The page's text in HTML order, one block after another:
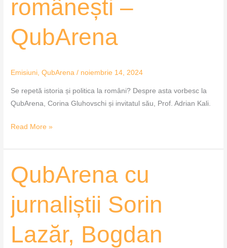
românești –
QubArena
Emisiuni,QubArena / noiembrie 14, 2024
Se repetă istoria și politica la români? Despre asta vorbesc la
QubArena, Corina Gluhovschi și invitatul său, Prof. Adrian Kali.
Read More »
QubArena cu
jurnaliștii Sorin
Lazăr, Bogdan
QubArena
cu
Lazăr,
Bogdan
Marta